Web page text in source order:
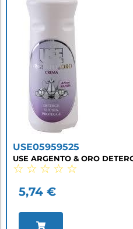
USE05959525
USE ARGENTO & ORO
☆ ☆ ☆ ☆ ☆
5,74 €